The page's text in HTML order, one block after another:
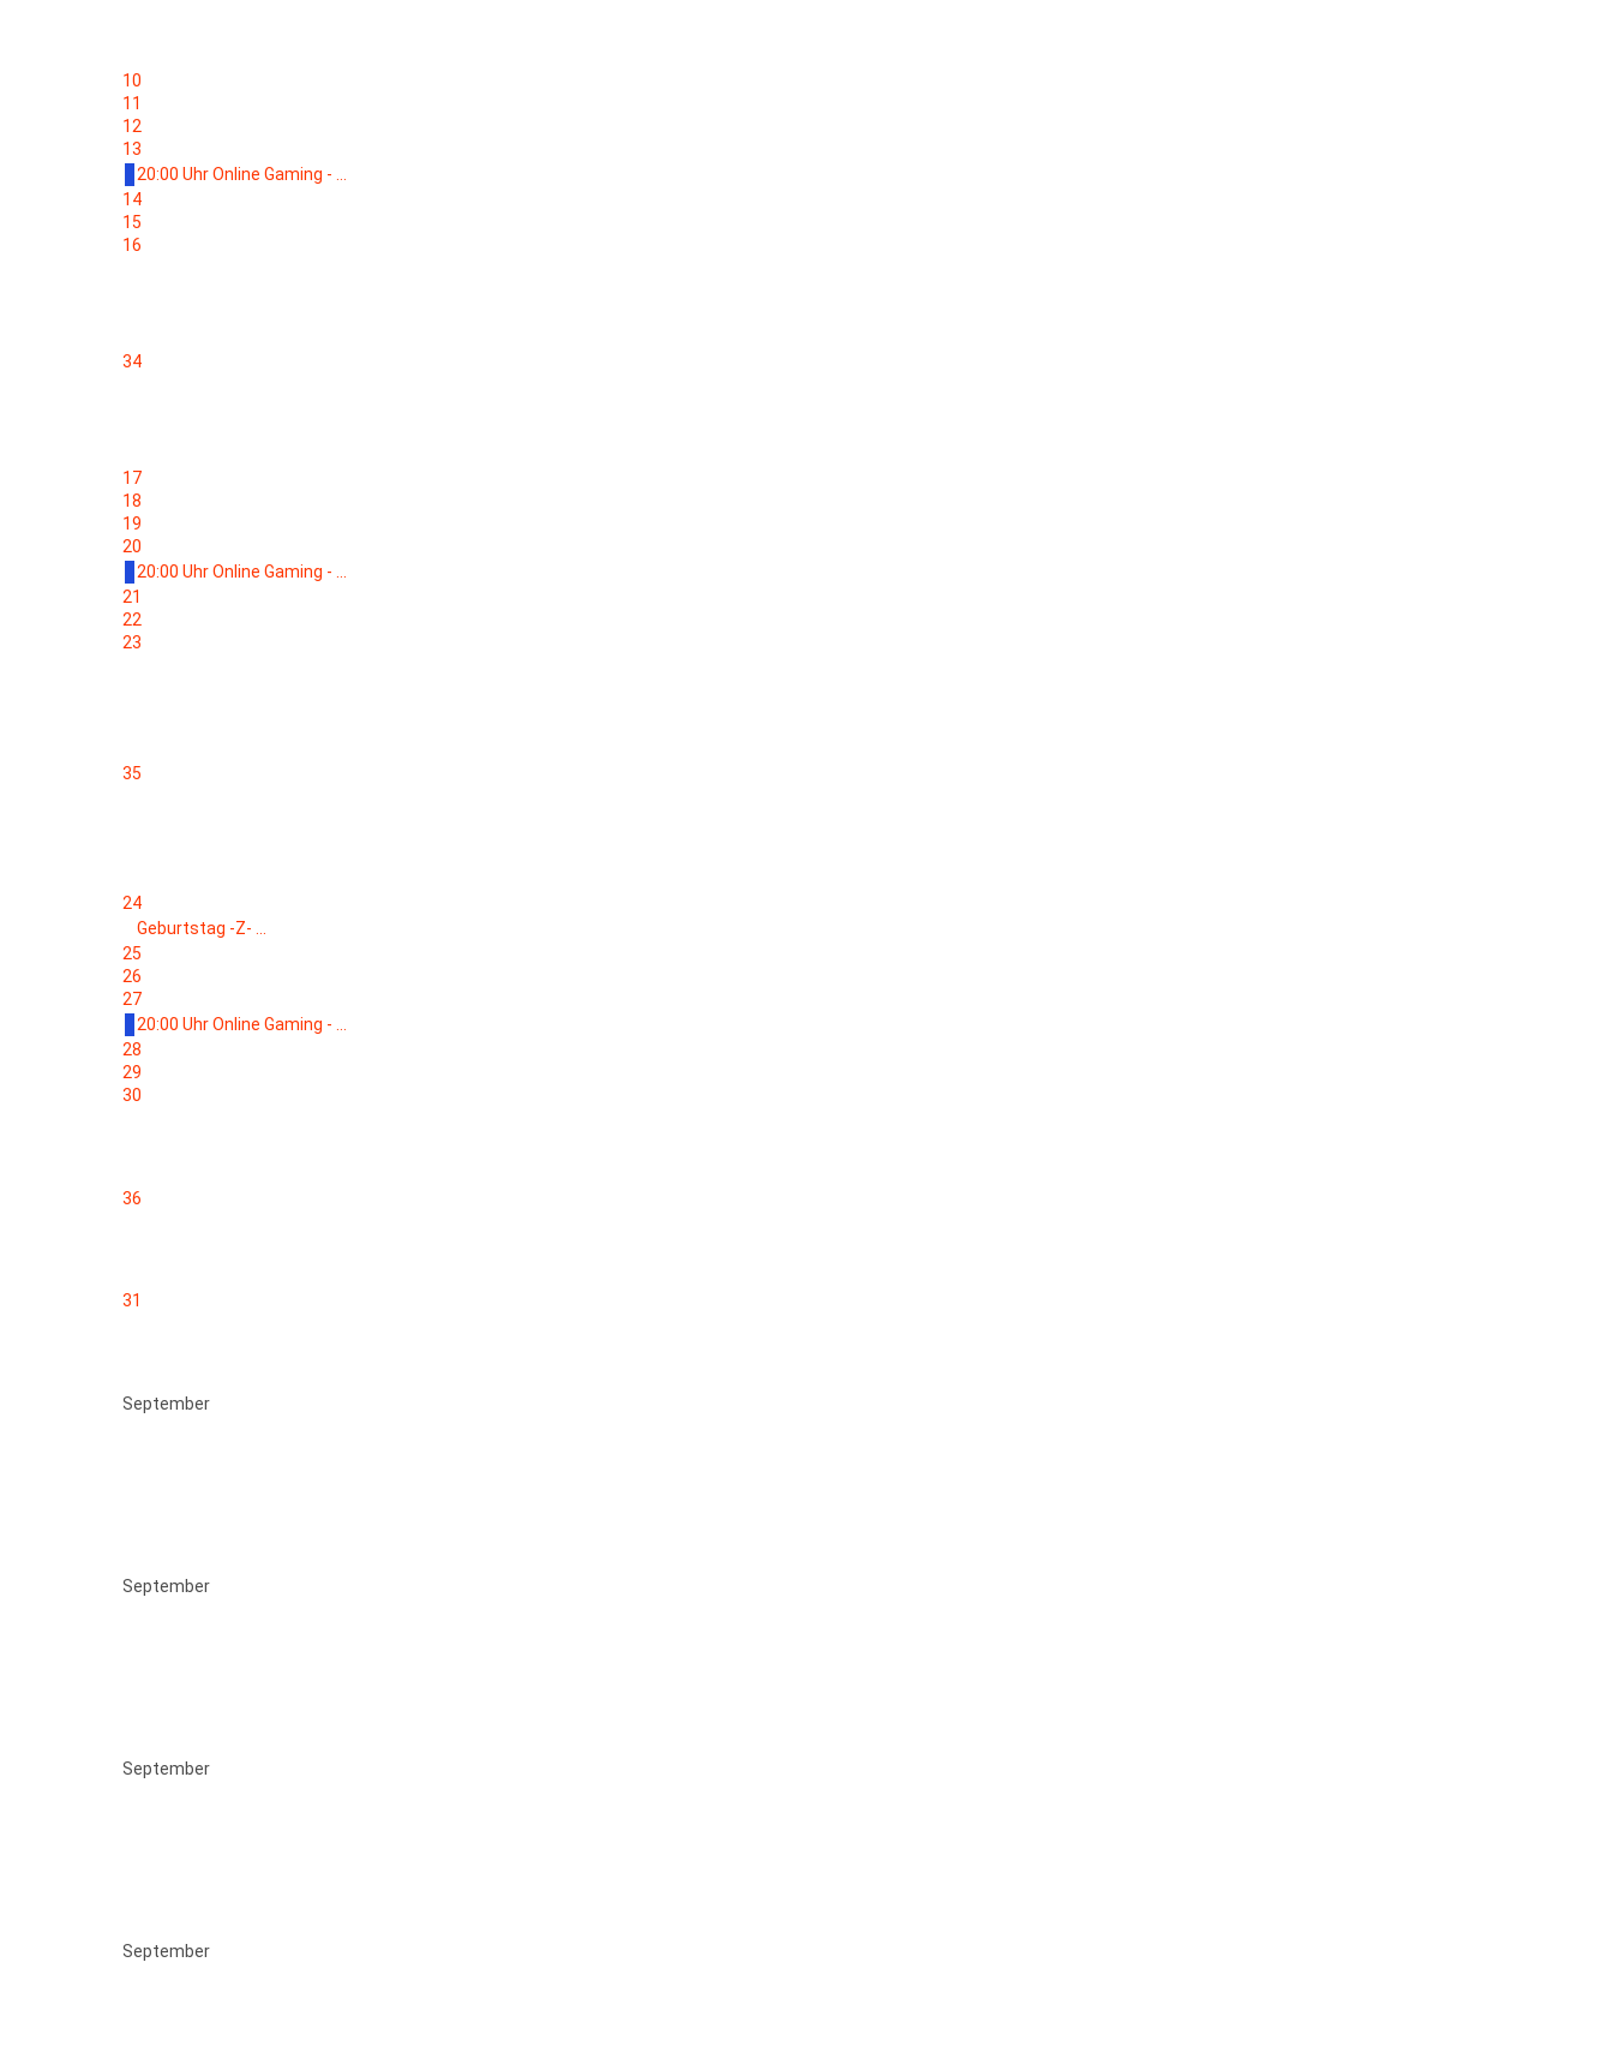
10
11
12
13
20:00 Uhr Online Gaming - ...
14
15
16
34
17
18
19
20
20:00 Uhr Online Gaming - ...
21
22
23
35
24
Geburtstag -Z- ...
25
26
27
20:00 Uhr Online Gaming - ...
28
29
30
36
31
September
September
September
September